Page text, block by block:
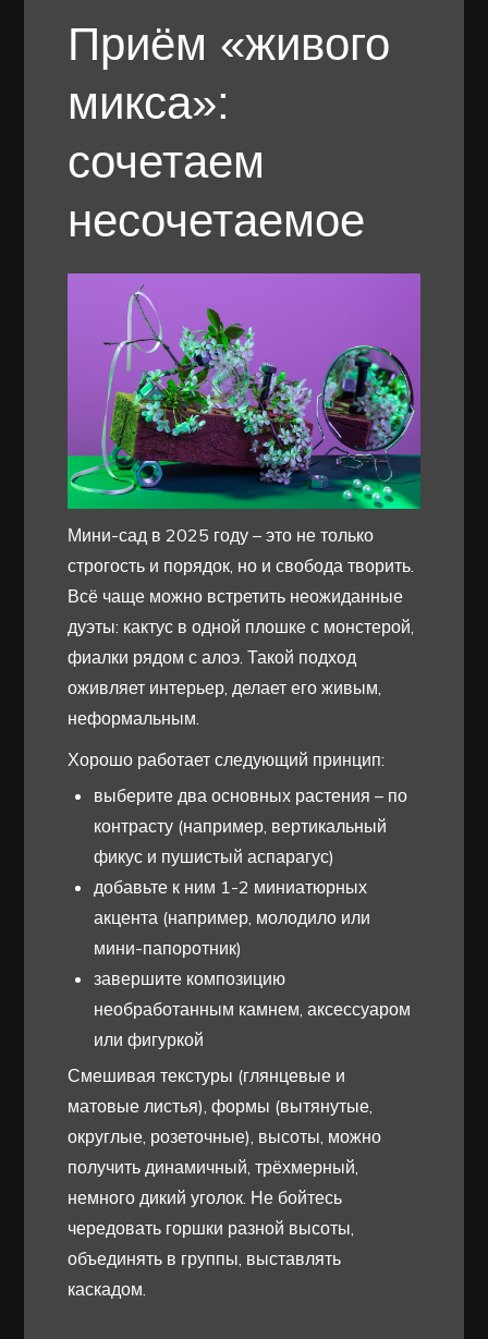
Приём «живого
микса»:
сочетаем
несочетаемое
Мини-сад в 2025 году – это не только
строгость и порядок, но и свобода творить.
Всё чаще можно встретить неожиданные
дуэты: кактус в одной плошке с монстерой,
фиалки рядом с алоэ. Такой подход
оживляет интерьер, делает его живым,
неформальным.
Хорошо работает следующий принцип:
выберите два основных растения – по
контрасту (например, вертикальный
фикус и пушистый аспарагус)
добавьте к ним 1-2 миниатюрных
акцента (например, молодило или
мини-папоротник)
завершите композицию
необработанным камнем, аксессуаром
или фигуркой
Смешивая текстуры (глянцевые и
матовые листья), формы (вытянутые,
округлые, розеточные), высоты, можно
получить динамичный, трёхмерный,
немного дикий уголок. Не бойтесь
чередовать горшки разной высоты,
объединять в группы, выставлять
каскадом.